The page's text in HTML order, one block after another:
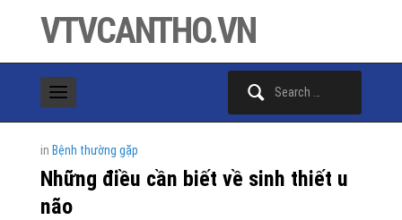
VTVCANTHO.VN
in Bệnh thường gặp
Những điều cần biết về sinh thiết u
não